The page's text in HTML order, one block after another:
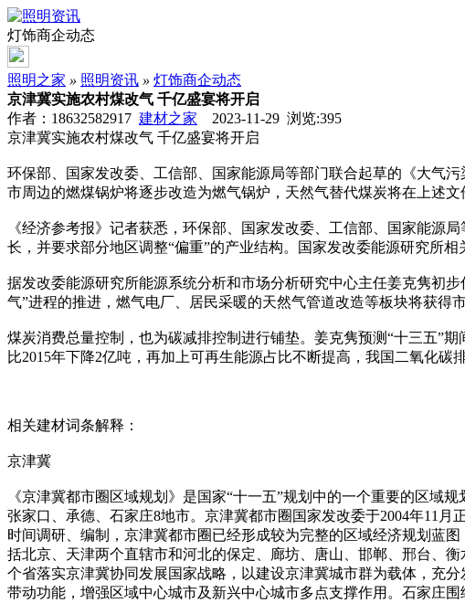
灯饰商企动态
照明之家 » 照明资讯 » 灯饰商企动态
京津冀实施农村煤改气 千亿盛宴将开启
作者：18632582917 建材之家 2023-11-29 浏览:395
京津冀实施农村煤改气 千亿盛宴将开启
环保部、国家发改委、工信部、国家能源局等部门联合起草的《大气
市周边的燃煤锅炉将逐步改造为燃气锅炉，天然气替代煤炭将在上述
《经济参考报》记者获悉，环保部、国家发改委、工信部、国家能源
长，并要求部分地区调整“偏重”的产业结构。国家发改委能源研究所
据发改委能源研究所能源系统分析和市场分析研究中心主任姜克隽初
气”进程的推进，燃气电厂、居民采暖的天然气管道改造等板块将获得
煤炭消费总量控制，也为碳减排控制进行铺垫。姜克隽预测“十三五”
比2015年下降2亿吨，再加上可再生能源占比不断提高，我国二氧化碳
相关建材词条解释：
京津冀
《京津冀都市圈区域规划》是国家“十一五”规划中的一个重要的区域
张家口、承德、石家庄8地市。京津冀都市圈国家发改委于2004年11
时间调研、编制，京津冀都市圈已经形成较为完整的区域经济规划蓝
括北京、天津两个直辖市和河北的保定、廊坊、唐山、邯郸、邢台、
个省落实京津冀协同发展国家战略，以建设京津冀城市群为载体，充
带动功能，增强区域中心城市及新兴中心城市多点支撑作用。石家庄